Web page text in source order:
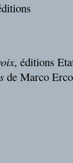
, éditions
de Marco